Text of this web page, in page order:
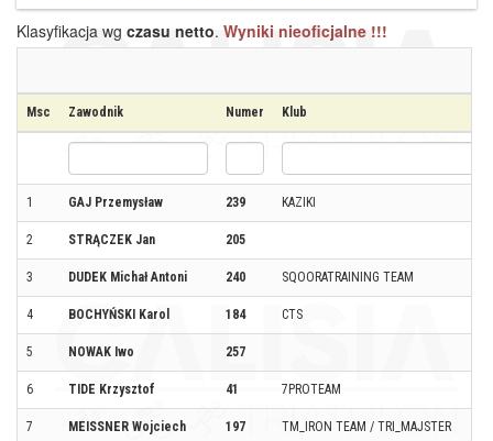
Klasyfikacja wg czasu netto. Wyniki nieoficjalne !!!
Msc Zawodnik Numer Klub
1 GAJ Przemysław 239 KAZIKI
2 STRĄCZEK Jan 205
3 DUDEK Michał Antoni 240 SQOORATRAINING TEAM
4 BOCHYŃSKI Karol 184 CTS
5 NOWAK Iwo 257
6 TIDE Krzysztof 41 7PROTEAM
7 MEISSNER Wojciech 197 TM_IRON TEAM / TRI_MAJSTER